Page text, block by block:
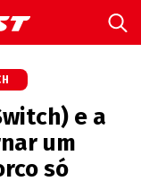
e a
um
só